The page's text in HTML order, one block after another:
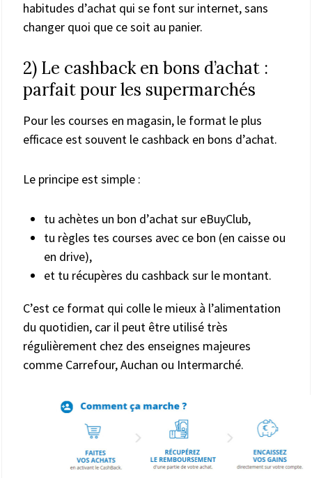
habitudes d’achat qui se font sur internet, sans
changer quoi que ce soit au panier.
2) Le cashback en bons d’achat :
parfait pour les supermarchés
Pour les courses en magasin, le format le plus
efficace est souvent le cashback en bons d’achat.
Le principe est simple :
tu achètes un bon d’achat sur eBuyClub,
tu règles tes courses avec ce bon (en caisse ou
en drive),
et tu récupères du cashback sur le montant.
C’est ce format qui colle le mieux à l’alimentation
du quotidien, car il peut être utilisé très
régulièrement chez des enseignes majeures
comme Carrefour, Auchan ou Intermarché.